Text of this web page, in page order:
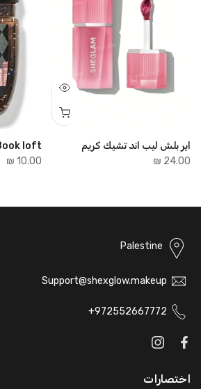
اير بلش ليب اند تشيك كريم
24.00 ₪
loft
10.00 ₪
Palestine
Support@shexglow.makeup
972552667772+
اختصارات